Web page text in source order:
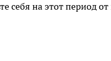
себя на этот период